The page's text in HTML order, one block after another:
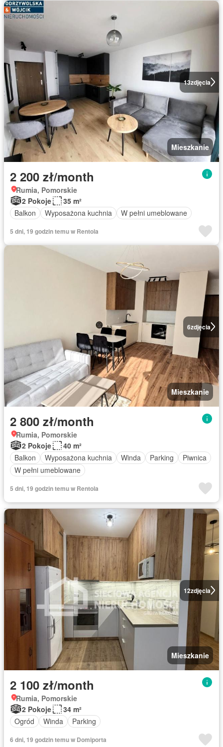
13zdjęcia
Mieszkanie
2 200 zł/month
Rumia, Pomorskie
2 Pokoje
35 m²
Balkon
Wyposażona kuchnia W pełni umeblowane
5 dni, 19 godzin temu w Rentola
6zdjęcia
Mieszkanie
2 800 zł/month
Rumia, Pomorskie
2 Pokoje
40 m²
Balkon
Wyposażona kuchnia Winda Parking
Piwnica
W pełni umeblowane
5 dni, 19 godzin temu w Rentola
12zdjęcia
Mieszkanie
2 100 zł/month
Rumia, Pomorskie
2 Pokoje
34 m²
Ogród
Winda Parking
6 dni, 19 godzin temu w Domiporta